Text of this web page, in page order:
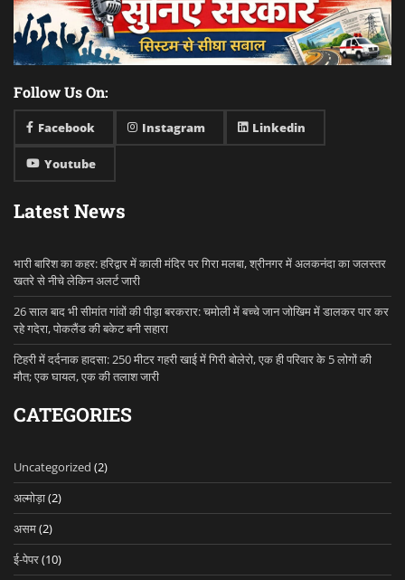
Follow Us On:
Facebook Instagram Linkedin
Youtube
Latest News
भारी बारिश का कहर: हरिद्वार में काली मंदिर पर गिरा मलबा, श्रीनगर में अलकनंदा का जलस्तर
खतरे से नीचे लेकिन अलर्ट जारी
26 साल बाद भी सीमांत गांवों की पीड़ा बरकरार: चमोली में बच्चे जान जोखिम में डालकर पार कर
रहे गदेरा, पोकलैंड की बकेट बनी सहारा
टिहरी में दर्दनाक हादसा: 250 मीटर गहरी खाई में गिरी बोलेरो, एक ही परिवार के 5 लोगों की
मौत; एक घायल, एक की तलाश जारी
CATEGORIES
Uncategorized (2)
अल्मोड़ा(2)
असम(2)
ई-पेपर(10)